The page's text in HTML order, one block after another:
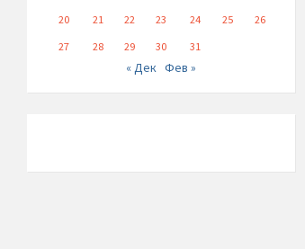
20
21 22 23 24 25
26
27
28 29 30 31
« Дек Фев »